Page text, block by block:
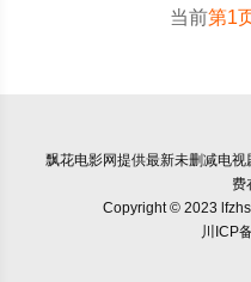
当前第1
飘花电影网提供最新未删减电
费
Copyright © 2023
川ICP